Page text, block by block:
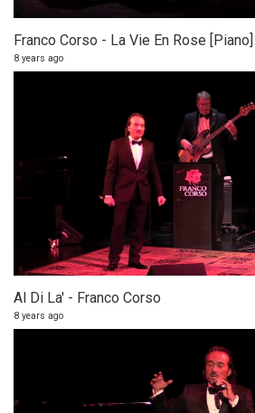
Franco Corso - La Vie En Rose [Piano]
8 years ago
Al Di La' - Franco Corso
8 years ago